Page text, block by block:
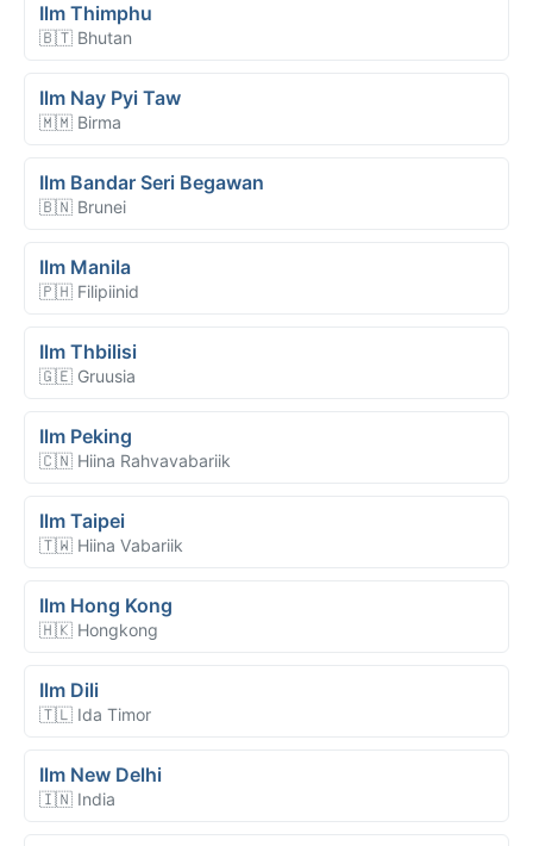
Ilm Thimphu
🇧🇹 Bhutan
Ilm Nay Pyi Taw
🇲🇲 Birma
Ilm Bandar Seri Begawan
🇧🇳 Brunei
Ilm Manila
🇵🇭 Filipiinid
Ilm Thbilisi
🇬🇪 Gruusia
Ilm Peking
🇨🇳 Hiina Rahvavabariik
Ilm Taipei
🇹🇼 Hiina Vabariik
Ilm Hong Kong
🇭🇰 Hongkong
Ilm Dili
🇹🇱 Ida Timor
Ilm New Delhi
🇮🇳 India